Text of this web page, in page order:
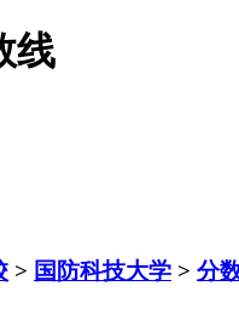
线
> 国防科技大学 > 分